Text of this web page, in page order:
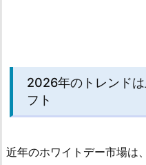
2026年のトレンド
フト
近年のホワイトデー市場は